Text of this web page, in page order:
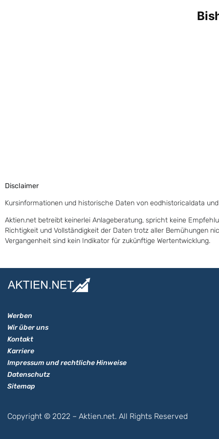
Disclaimer
Kursinformationen und historische Daten von eodhistoricaldata und
Aktien.net betreibt keinerlei Anlageberatung, spricht keine
Richtigkeit und Vollständigkeit der Daten trotz aller Bemühungen
Vergangenheit sind kein Indikator für zukünftige Wertentwicklung.
Werben
Wir über uns
Kontakt
Karriere
Impressum und rechtliche Hinweise
Datenschutz
Sitemap
Copyright © 2022 – Aktien.net. All Rights Reserved